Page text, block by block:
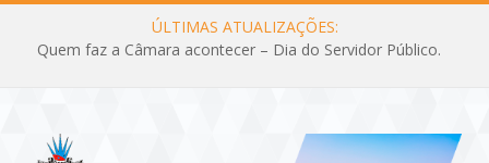
ÚLTIMAS ATUALIZAÇÕES:
Quem faz a Câmara acontecer – Dia do Servidor Público.